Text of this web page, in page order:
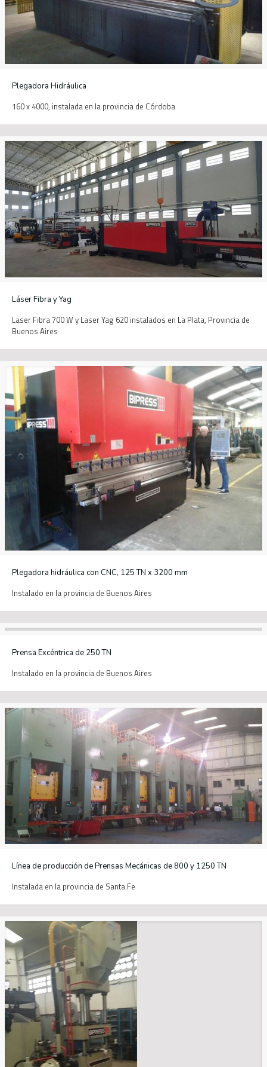
Plegadora Hidráulica
160 x 4000, instalada en la provincia de Córdoba
Láser Fibra y Yag
Laser Fibra 700 W y Laser Yag 620 instalados en La Plata, Provincia de
Buenos Aires
Plegadora hidráulica con CNC, 125 TN x 3200 mm
Instalado en la provincia de Buenos Aires
Prensa Excéntrica de 250 TN
Instalado en la provincia de Buenos Aires
Línea de producción de Prensas Mecánicas de 800 y 1250 TN
Instalada en la provincia de Santa Fe